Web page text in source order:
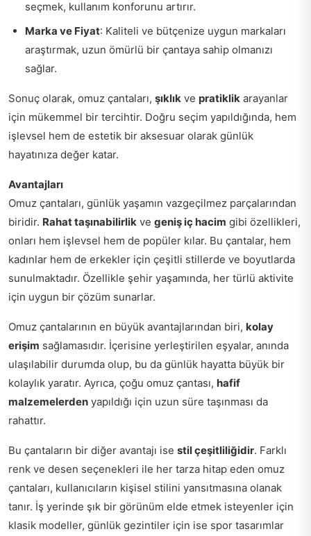
seçmek, kullanım konforunu artırır.
Marka ve Fiyat: Kaliteli ve bütçenize uygun markaları
araştırmak, uzun ömürlü bir çantaya sahip olmanızı
sağlar.
Sonuç olarak, omuz çantaları, şıklık ve pratiklik arayanlar
için mükemmel bir tercihtir. Doğru seçim yapıldığında, hem
işlevsel hem de estetik bir aksesuar olarak günlük
hayatınıza değer katar.
Avantajları
Omuz çantaları, günlük yaşamın vazgeçilmez parçalarından
biridir. Rahat taşınabilirlik ve geniş iç hacim gibi özellikleri,
onları hem işlevsel hem de popüler kılar. Bu çantalar, hem
kadınlar hem de erkekler için çeşitli stillerde ve boyutlarda
sunulmaktadır. Özellikle şehir yaşamında, her türlü aktivite
için uygun bir çözüm sunarlar.
Omuz çantalarının en büyük avantajlarından biri, kolay
erişim sağlamasıdır. İçerisine yerleştirilen eşyalar, anında
ulaşılabilir durumda olup, bu da günlük hayatta büyük bir
kolaylık yaratır. Ayrıca, çoğu omuz çantası, hafif
malzemelerden yapıldığı için uzun süre taşınması da
rahattır.
Bu çantaların bir diğer avantajı ise stil çeşitliliğidir. Farklı
renk ve desen seçenekleri ile her tarza hitap eden omuz
çantaları, kullanıcıların kişisel stilini yansıtmasına olanak
tanır. İş yerinde şık bir görünüm elde etmek isteyenler için
klasik modeller, günlük gezintiler için ise spor tasarımlar